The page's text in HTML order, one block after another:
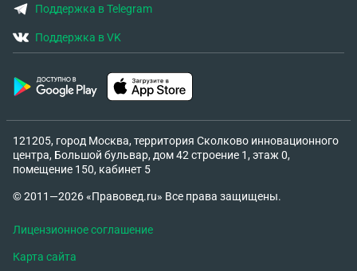
Поддержка в Telegram
Поддержка в VK
121205, город Москва, территория Сколково инновационного
центра, Большой бульвар, дом 42 строение 1, этаж 0,
помещение 150, кабинет 5
© 2011—2026 «Правовед.ru» Все права защищены.
Лицензионное соглашение
Карта сайта